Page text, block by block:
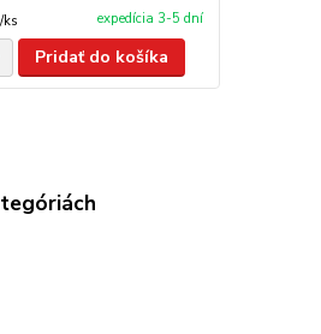
/ks expedícia 3-5 dní
Pridať do košíka